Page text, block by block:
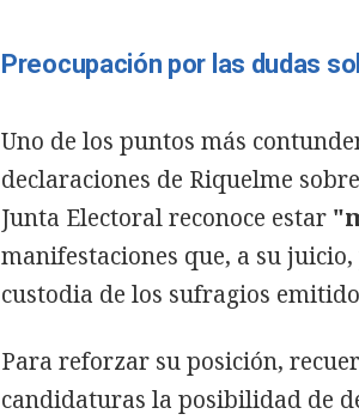
Preocupación por las dudas
Uno de los puntos más
declaraciones de Riquelme
Junta Electoral reconoce estar
manifestaciones que, a su
custodia de los sufragios
Para reforzar su posición,
candidaturas la posibilidad de